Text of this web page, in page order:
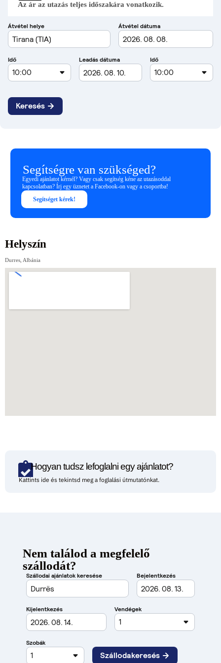
Az ár az utazás teljes időszakára vonatkozik.
Segítségre van szükséged?
Egyedi ajánlatot kérnél? Vagy csak segítség kéne az utazásoddal
kapcsolatban? Írj egy üznetet a Facebook-on vagy a csoportba!
Segítséget kérek!
Helyszín
Durres, Albánia
Hogyan tudsz lefoglalni egy ajánlatot?
Kattints ide és tekintsd meg a foglalási útmutatónkat.
Nem találod a megfelelő
szállodát?